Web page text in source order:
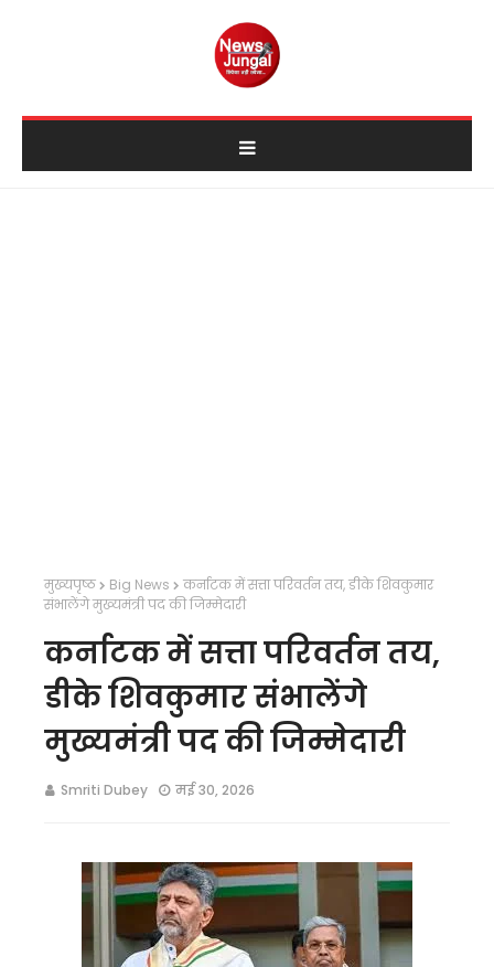
मुख्यपृष्ठ Big News
कर्नाटक में सत्ता परिवर्तन तय, डीके शिवकुमार
संभालेंगे मुख्यमंत्री पद की जिम्मेदारी
कर्नाटक में सत्ता परिवर्तन तय,
डीके शिवकुमार संभालेंगे
मुख्यमंत्री पद की जिम्मेदारी
Smriti Dubey मई 30, 2026